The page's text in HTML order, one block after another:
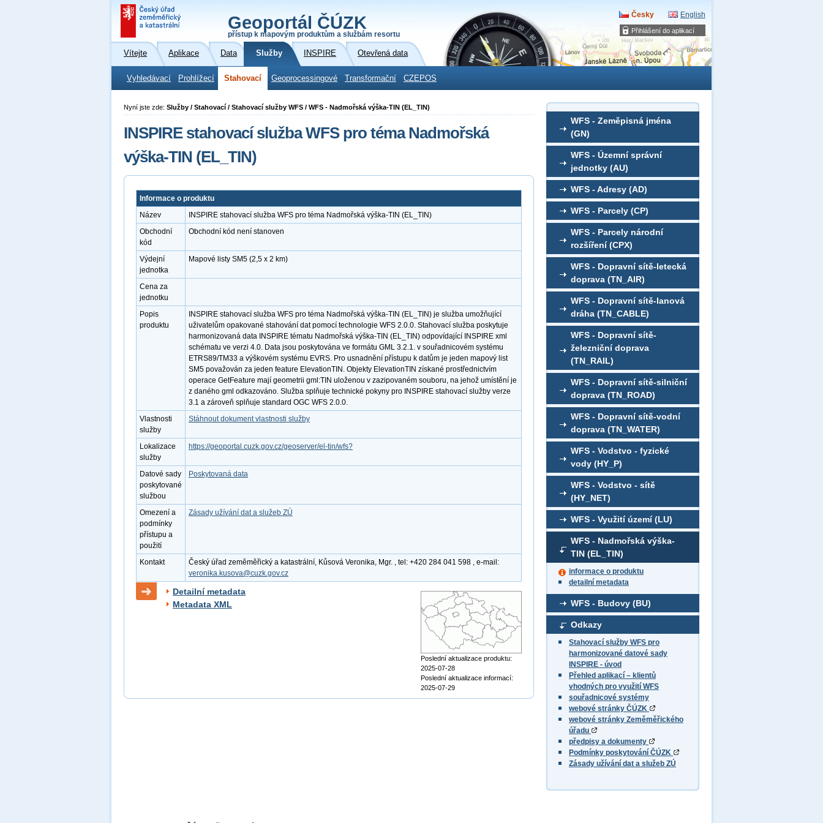
Přihlášení do aplikací
Geoportál ČÚZK
přístup k mapovým produktům a službám resortu
Česky English
Vítejte Aplikace Data Služby INSPIRE Otevřená data
Vyhledávací Prohlížecí Stahovací Geoprocessingové Transformační CZEPOS
WFS - Zeměpisná jména
(GN)
WFS - Územní správní
jednotky (AU)
WFS - Adresy (AD)
WFS - Parcely (CP)
WFS - Parcely národní
rozšíření (CPX)
WFS - Dopravní sítě-letecká
doprava (TN_AIR)
WFS - Dopravní sítě-lanová
dráha (TN_CABLE)
WFS - Dopravní sítě-
železniční doprava
(TN_RAIL)
WFS - Dopravní sítě-silniční
doprava (TN_ROAD)
WFS - Dopravní sítě-vodní
doprava (TN_WATER)
WFS - Vodstvo - fyzické
vody (HY_P)
WFS - Vodstvo - sítě
(HY_NET)
WFS - Využití území (LU)
WFS - Nadmořská výška-
TIN (EL_TIN)
informace o produktu
detailní metadata
WFS - Budovy (BU)
Odkazy
Stahovací služby WFS pro
harmonizované datové sady
INSPIRE - úvod
Přehled aplikací – klientů
vhodných pro využití WFS
souřadnicové systémy
webové stránky ČÚZK
webové stránky Zeměměřického
úřadu
předpisy a dokumenty
Podmínky poskytování ČÚZK
Zásady užívání dat a služeb ZÚ
Nyní jste zde: Služby / Stahovací / Stahovací služby WFS / WFS - Nadmořská výška-TIN (EL_TIN)
INSPIRE stahovací služba WFS pro téma Nadmořská
výška-TIN (EL_TIN)
Informace o produktu
Název
INSPIRE stahovací služba WFS pro téma Nadmořská výška-TIN (EL_TIN)
Obchodní
kód
Obchodní kód není stanoven
Výdejní
jednotka
Mapové listy SM5 (2,5 x 2 km)
Cena za
jednotku
Popis
produktu
INSPIRE stahovací služba WFS pro téma Nadmořská výška-TIN (EL_TIN) je služba umožňující
uživatelům opakované stahování dat pomocí technologie WFS 2.0.0. Stahovací služba poskytuje
harmonizovaná data INSPIRE tématu Nadmořská výška-TIN (EL_TIN) odpovídající INSPIRE xml
schématu ve verzi 4.0. Data jsou poskytována ve formátu GML 3.2.1. v souřadnicovém systému
ETRS89/TM33 a výškovém systému EVRS. Pro usnadnění přístupu k datům je jeden mapový list
SM5 považován za jeden feature ElevationTIN. Objekty ElevationTIN získané prostřednictvím
operace GetFeature mají geometrii gml:TIN uloženou v zazipovaném souboru, na jehož umístění je
z daného gml odkazováno. Služba splňuje technické pokyny pro INSPIRE stahovací služby verze
3.1 a zároveň splňuje standard OGC WFS 2.0.0.
Vlastnosti
služby
Stáhnout dokument vlastnosti služby
Lokalizace
služby
https://geoportal.cuzk.gov.cz/geoserver/el-tin/wfs?
Datové sady
poskytované
službou
Poskytovaná data
Omezení a
podmínky
přístupu a
použití
Zásady užívání dat a služeb ZÚ
Kontakt
Český úřad zeměměřický a katastrální, Kůsová Veronika, Mgr. , tel: +420 284 041 598 , e-mail:
veronika.kusova@cuzk.gov.cz
Detailní metadata
Metadata XML
Poslední aktualizace produktu:
2025-07-28
Poslední aktualizace informací:
2025-07-29